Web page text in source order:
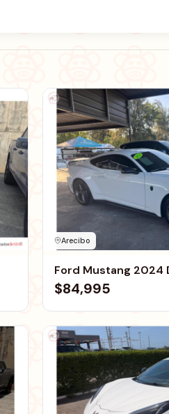
Arecibo
Ford Mustang 2024
$84,995